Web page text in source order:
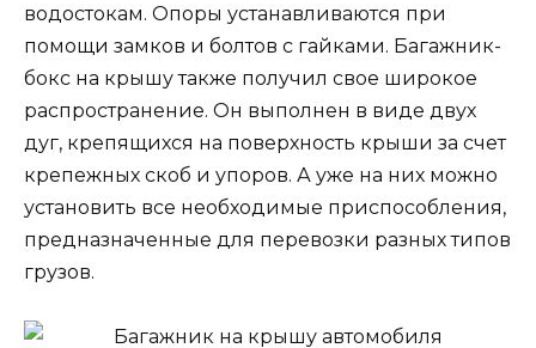
водостокам. Опоры устанавливаются при
помощи замков и болтов с гайками. Багажник-
бокс на крышу также получил свое широкое
распространение. Он выполнен в виде двух
дуг, крепящихся на поверхность крыши за счет
крепежных скоб и упоров. А уже на них можно
установить все необходимые приспособления,
предназначенные для перевозки разных типов
грузов.